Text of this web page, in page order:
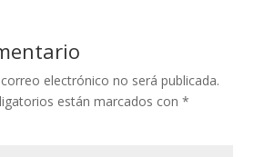
electrónico no será publicada.
están marcados con *